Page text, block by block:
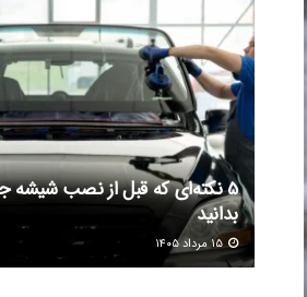
5 نکته‌ای که قبل از نصب شیشه
بدانید
۱۵ مرداد ۱۴۰۵